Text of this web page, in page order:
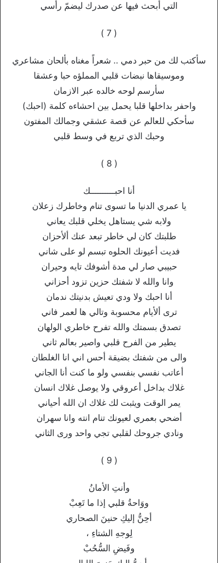
التي أبحث فيها عن صدرك ليضمّ رأسي
( 7 )
سأكتب لك من حبر دمي .. شعراً مغناه بألحان مشاعري
وموسيقاها نبضات قلبي المملؤه حبا وعشقا
سأرسم لوحه خالده عبر الازمان
واحفر بداخلها قلبا يحمل بين احشاءه كلمة (احبك)
سأحكي للعالم عن قصة عشقي وجمالك المفتون
وحبك الذي تربع في وسط قلبي
( 8 )
أنا احبــــــــــك
يا عمري الدنيا ما تسوى تنام وخاطرك زعلان
ولابه شي يستاهل يخلي قلبك يعاني
طلبتك كان لي خاطر تبعد عنك ألأحزان
فديت أعيونك الحلوه تبسم لو على شاني
حبيبي صار لي مدة أشوفك تايه وحيران
وانا والله لا شفتك حزين تزود أحزاني
أنا احبك ولا ودي تعيش بدنيتك ندمان
ترى ألأيام محسوبة وتالي ها لعمر فاني
تصدق بسمتك والله تفرح خاطري الولهان
يطير من الفرح قلبي واصير بعالم ثاني
والى من شفتك بضيقة أحس اني انا الغلطان
أعاتب نفسي بنفسي ولو ما كنت أنا الجاني
غلاك بداخل أعروقي ولا يوصل غلاك انسان
يمر الوقت ويثبت لك غلاك ان الله أحياني
أضحي بعمري لعيونك تنام انته وانا سهران
ونادي جروحك لقلبي تجي واحد ورى الثاني
( 9 )
وأنتِ الأمانُ
ووَاحةُ قلبي إذا ما تَعِبْ
أحِنُّ إليكِ حنينَ الصحاري
لِوجهِ الشتاءِ ،
وفَيضِ السُّحُبْ